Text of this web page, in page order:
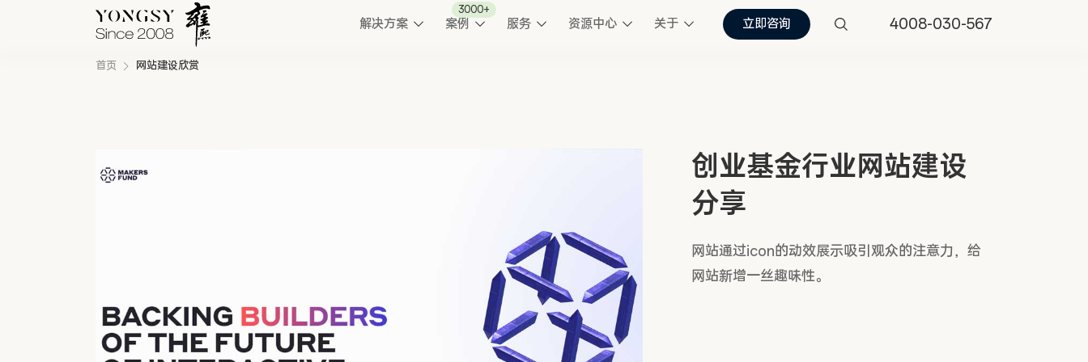
解决方案 案例
3000+
服务 资源中心 关于 立即咨询 4008-030-567
首页 网站建设欣赏
创业基金行业网站建设
分享
网站通过icon的动效展示吸引观众的注意力，给
网站新增一丝趣味性。